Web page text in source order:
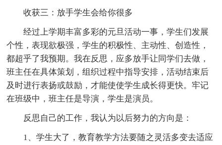
收获三：放手学生会给你很多
经过上学期丰富多彩的元旦活动一事，学生们发展
个性，表现欲极强，学生的积极性、主动性、创造性，
都超乎了我预期。我在反思，应多放手让同学们去做，
班主任在具体策划，组织过程中指导安排，活动结束后
及时进行表扬或鼓励，才能使使学生成长得更快。牢记
在班级中，班主任是导演，学生是演员。
反思自己的工作，我认为以后努力的方向是：
1、学生大了，教育教学方法要随之灵活多变去适应